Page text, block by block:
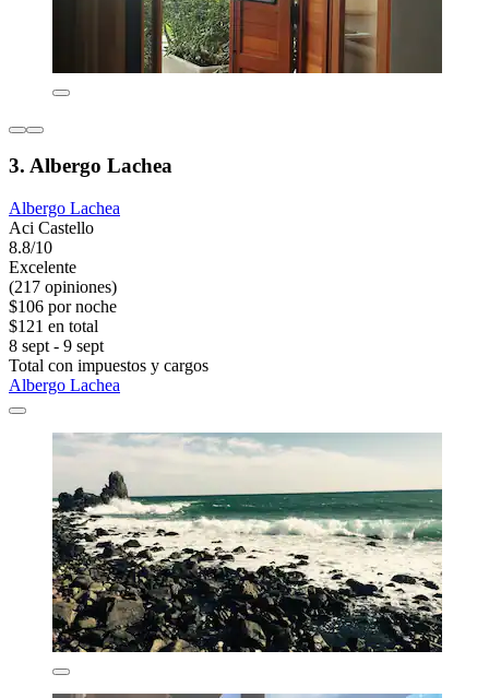
3. Albergo Lachea
Albergo Lachea
Aci Castello
8.8/10
Excelente
(217 opiniones)
$106 por noche
$121 en total
8 sept - 9 sept
Total con impuestos y cargos
Albergo Lachea